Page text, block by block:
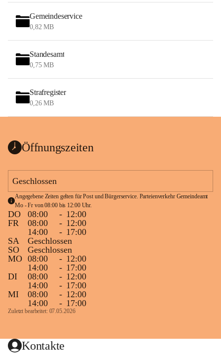
Gemeindeservice
0,82 MB
Standesamt
0,75 MB
Strafregister
0,26 MB
Öffnungszeiten
Geschlossen
Angegebene Zeiten gelten für Post und Bürgerservice. Parteienverkehr Gemeindeamt
Mo - Fr von 08:00 bis 12:00 Uhr.
DO 08:00 - 12:00
FR
08:00 - 12:00
14:00
- 17:00
SA
Geschlossen
SO
Geschlossen
MO 08:00 - 12:00
14:00
- 17:00
DI
08:00 - 12:00
14:00
- 17:00
MI
08:00 - 12:00
14:00
- 17:00
Zuletzt bearbeitet: 07.05.2026
Kontakte